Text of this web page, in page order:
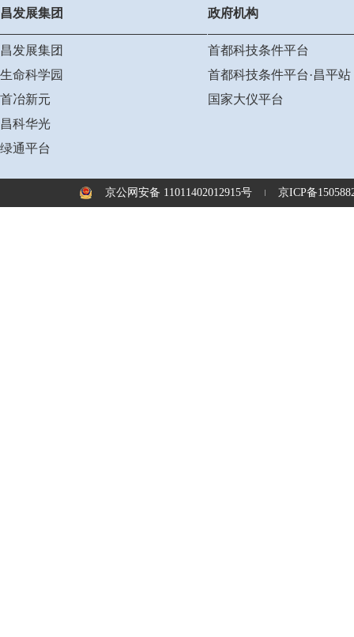
昌发展集团
昌发展集团
生命科学园
首冶新元
昌科华光
绿通平台
政府机构
首都科技条件平台
首都科技条件平台·昌平站
国家大仪平台
京公网安备 11011402012915号 京ICP备